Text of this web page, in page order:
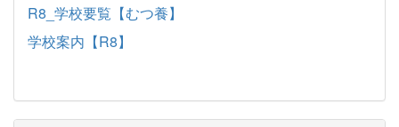
R8_学校要覧【むつ養】
学校案内【R8】